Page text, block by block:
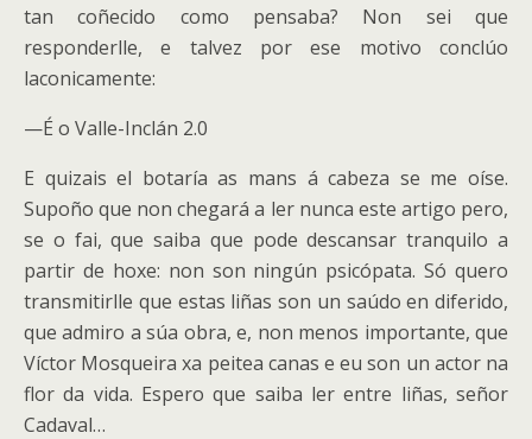
tan coñecido como pensaba? Non sei que
responderlle, e talvez por ese motivo conclúo
laconicamente:
—É o Valle-Inclán 2.0
E quizais el botaría as mans á cabeza se me oíse.
Supoño que non chegará a ler nunca este artigo pero,
se o fai, que saiba que pode descansar tranquilo a
partir de hoxe: non son ningún psicópata. Só quero
transmitirlle que estas liñas son un saúdo en diferido,
que admiro a súa obra, e, non menos importante, que
Víctor Mosqueira xa peitea canas e eu son un actor na
flor da vida. Espero que saiba ler entre liñas, señor
Cadaval…